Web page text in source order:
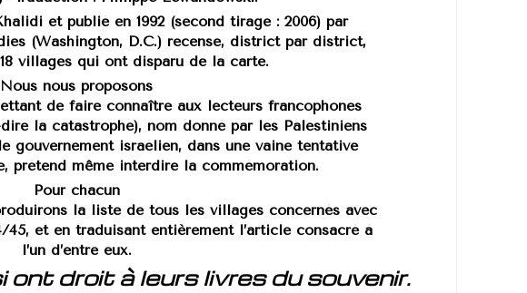
et publié en 1992 (second tirage : 2006) par
(Washington, D.C.) recense, district par district,
villages qui ont disparu de la carte.
Nous nous proposons
de faire connaître aux lecteurs francophones
la catastrophe), nom donné par les Palestiniens
gouvernement israélien, dans une vaine tentative
prétend même interdire la commémoration.
Pour chacun
la liste de tous les villages concernés avec
45, et en traduisant entièrement l’article consacré à
l’un d’entre eux.
ont droit à leurs livres du souvenir.